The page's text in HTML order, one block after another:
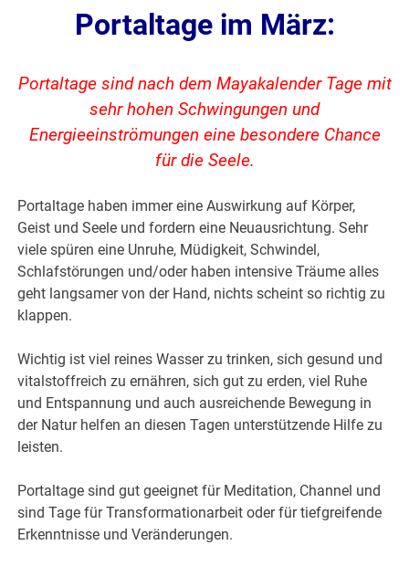
Portaltage im März:
Portaltage sind nach dem Mayakalender Tage mit
sehr hohen Schwingungen und
Energieeinströmungen eine besondere Chance
für die Seele.
Portaltage haben immer eine Auswirkung auf Körper,
Geist und Seele und fordern eine Neuausrichtung. Sehr
viele spüren eine Unruhe, Müdigkeit, Schwindel,
Schlafstörungen und/oder haben intensive Träume alles
geht langsamer von der Hand, nichts scheint so richtig zu
klappen.
Wichtig ist viel reines Wasser zu trinken, sich gesund und
vitalstoffreich zu ernähren, sich gut zu erden, viel Ruhe
und Entspannung und auch ausreichende Bewegung in
der Natur helfen an diesen Tagen unterstützende Hilfe zu
leisten.
Portaltage sind gut geeignet für Meditation, Channel und
sind Tage für Transformationarbeit oder für tiefgreifende
Erkenntnisse und Veränderungen.